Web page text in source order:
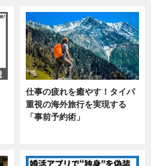
仕事の疲れを癒やす！タイパ
重視の海外旅行を実現する
「事前予約術」